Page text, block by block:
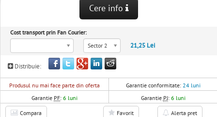
Cere info
Cost transport prin Fan Courier:
Sector 2
21,25 Lei
Distribuie:
Produsul nu mai face parte din oferta Garantie conformitate: 24 luni
Garantie PF:6 luni Garantie PJ: 6 luni
Compara Favorit Alerta pret